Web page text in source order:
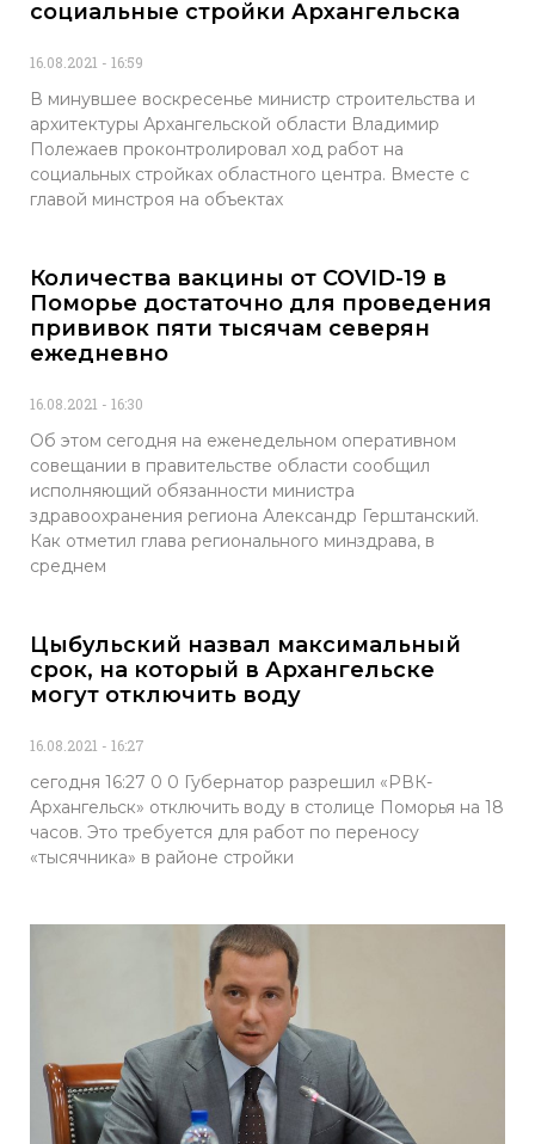
социальные стройки Архангельска
16.08.2021 16:59
В минувшее воскресенье министр строительства и
архитектуры Архангельской области Владимир
Полежаев проконтролировал ход работ на
социальных стройках областного центра. Вместе с
главой минстроя на объектах
Количества вакцины от COVID-19 в
Поморье достаточно для проведения
прививок пяти тысячам северян
ежедневно
16.08.2021 16:30
Об этом сегодня на еженедельном оперативном
совещании в правительстве области сообщил
исполняющий обязанности министра
здравоохранения региона Александр Герштанский.
Как отметил глава регионального минздрава, в
среднем
Цыбульский назвал максимальный
срок, на который в Архангельске
могут отключить воду
16.08.2021 16:27
сегодня 16:27 0 0 Губернатор разрешил «РВК-
Архангельск» отключить воду в столице Поморья на 18
часов. Это требуется для работ по переносу
«тысячника» в районе стройки